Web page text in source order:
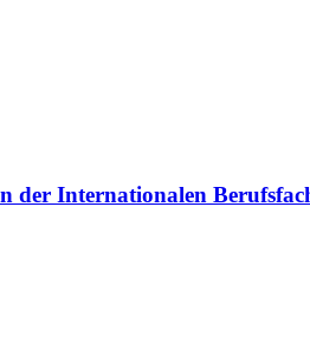
der Internationalen